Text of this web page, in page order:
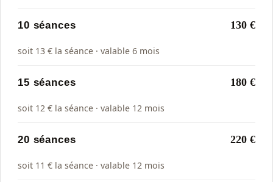
10 séances 130 €
soit 13 € la séance · valable 6 mois
15 séances 180 €
soit 12 € la séance · valable 12 mois
20 séances 220 €
soit 11 € la séance · valable 12 mois